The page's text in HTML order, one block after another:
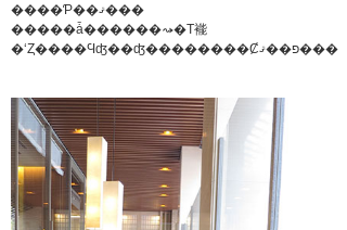
����Ƥ��ޤ���
�����ǡ������⤳�Τ褦
�ʻȤ����Ϥʤ��ʤ��������Ȼפ��ޤ���